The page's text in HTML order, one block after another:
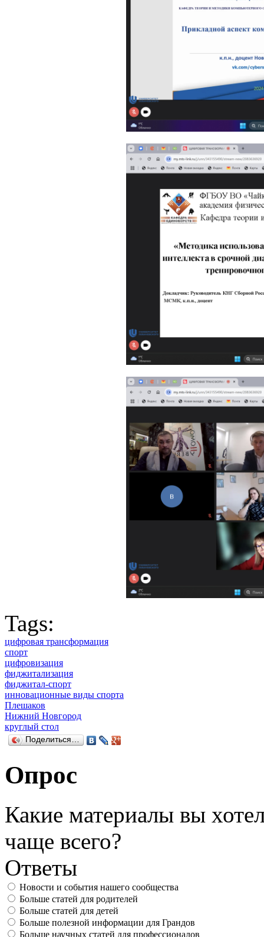
Tags:
цифровая трансформация
спорт
цифровизация
фиджитализация
фиджитал-спорт
инновационные виды спорта
Плешаков
Нижний Новгород
круглый стол
Поделиться…
Опрос
Какие материалы вы
чаще всего?
Ответы
Новости и события нашего сообщества
Больше статей для родителей
Больше статей для детей
Больше полезной информации для Грандов
Больше научных статей для профессионалов